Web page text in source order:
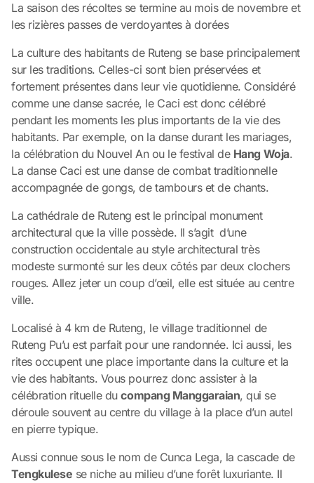
La saison des récoltes se termine au mois de novembre et
les rizières passes de verdoyantes à dorées
La culture des habitants de Ruteng se base principalement
sur les traditions. Celles-ci sont bien préservées et
fortement présentes dans leur vie quotidienne. Considéré
comme une danse sacrée, le Caci est donc célébré
pendant les moments les plus importants de la vie des
habitants. Par exemple, on la danse durant les mariages,
la célébration du Nouvel An ou le festival de Hang Woja.
La danse Caci est une danse de combat traditionnelle
accompagnée de gongs, de tambours et de chants.
La cathédrale de Ruteng est le principal monument
architectural que la ville possède. Il s’agit d’une
construction occidentale au style architectural très
modeste surmonté sur les deux côtés par deux clochers
rouges. Allez jeter un coup d’œil, elle est située au centre
ville.
Localisé à 4 km de Ruteng, le village traditionnel de
Ruteng Pu’u est parfait pour une randonnée. Ici aussi, les
rites occupent une place importante dans la culture et la
vie des habitants. Vous pourrez donc assister à la
célébration rituelle ducompang Manggaraian, qui se
déroule souvent au centre du village à la place d’un autel
en pierre typique.
Aussi connue sous le nom de Cunca Lega, la cascade de
Tengkulese se niche au milieu d’une forêt luxuriante. Il